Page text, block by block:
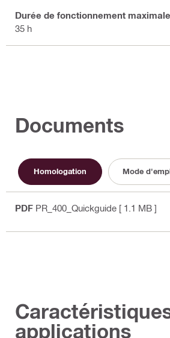
Durée de fonctionnement maximale
35 h
Documents
Homologation Mode
PDF PR_400_Quickguide [ 1.1 MB ]
applications